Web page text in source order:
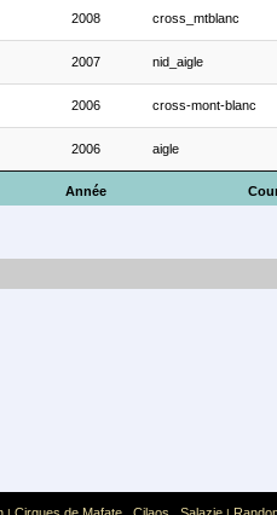
Année
2008 cross_mtblanc
2007 nid_aigle
2006 cross-mont-blanc
2006 aigle